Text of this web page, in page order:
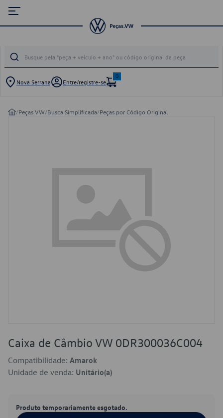
Nova Serrana Entre/registre-se
0
/Peças VW/Busca Simplificada/Peças por Código Original
Caixa de Câmbio VW 0DR300036C004
Compatibilidade: Amarok
Unidade de venda: Unitário(a)
Produto temporariamente esgotado.